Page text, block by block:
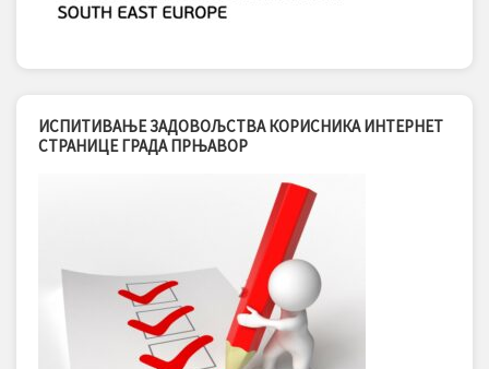
ИСПИТИВАЊЕ ЗАДОВОЉСТВА КОРИСНИКА ИНТЕРНЕТ
СТРАНИЦЕ ГРАДА ПРЊАВОР